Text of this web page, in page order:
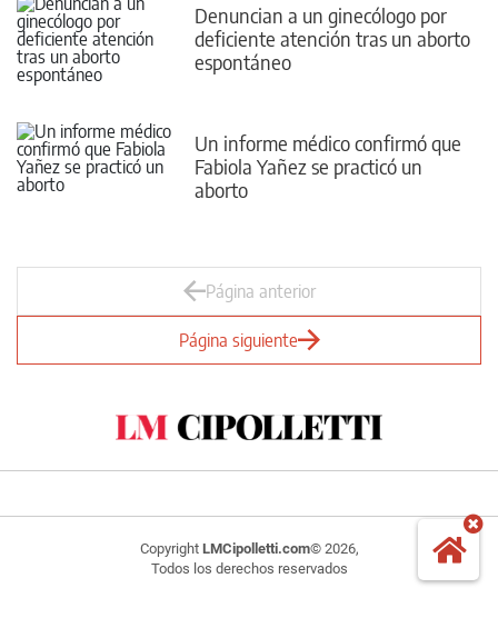
Denuncian a un ginecólogo por
deficiente atención tras un aborto
espontáneo
Un informe médico confirmó que
Fabiola Yañez se practicó un
aborto
Página anterior
Página siguiente
Copyright LMCipolletti.com© 2026,
Todos los derechos reservados